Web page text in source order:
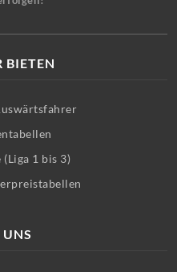
BIETEN
1 bis 3)
UNS